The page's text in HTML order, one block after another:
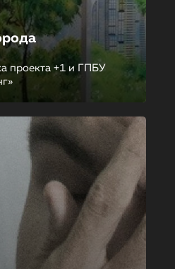
проекта +1 и ГПБУ